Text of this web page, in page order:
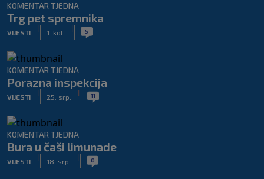
KOMENTAR TJEDNA
Trg pet spremnika
VIJESTI
|
1. kol.
| 5
KOMENTAR TJEDNA
Porazna inspekcija
VIJESTI
|
25. srp.
| 11
KOMENTAR TJEDNA
Bura u čaši limunade
VIJESTI
|
18. srp.
| 0